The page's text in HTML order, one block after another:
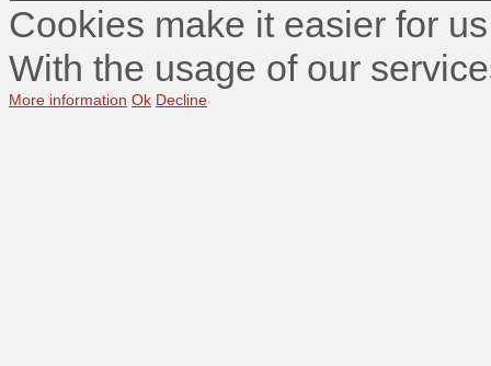
Cookies make it easier for
With the usage of our
More information Ok Decline